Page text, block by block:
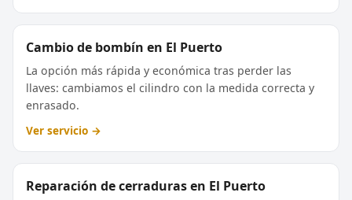
Cambio de bombín en El Puerto
La opción más rápida y económica tras perder las
llaves: cambiamos el cilindro con la medida correcta y
enrasado.
Ver servicio →
Reparación de cerraduras en El Puerto